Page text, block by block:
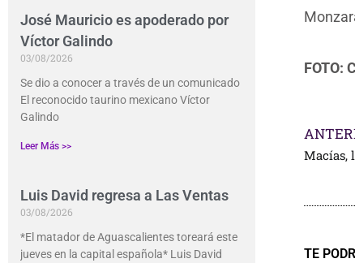
José Mauricio es apoderado por
Víctor Galindo
03/08/2026
Se dio a conocer a través de un comunicado
El reconocido taurino mexicano Víctor
Galindo
Leer Más >>
Luis David regresa a Las Ventas
03/08/2026
*El matador de Aguascalientes toreará este
jueves en la capital española* Luis David
FOTO:
Macías,
TE